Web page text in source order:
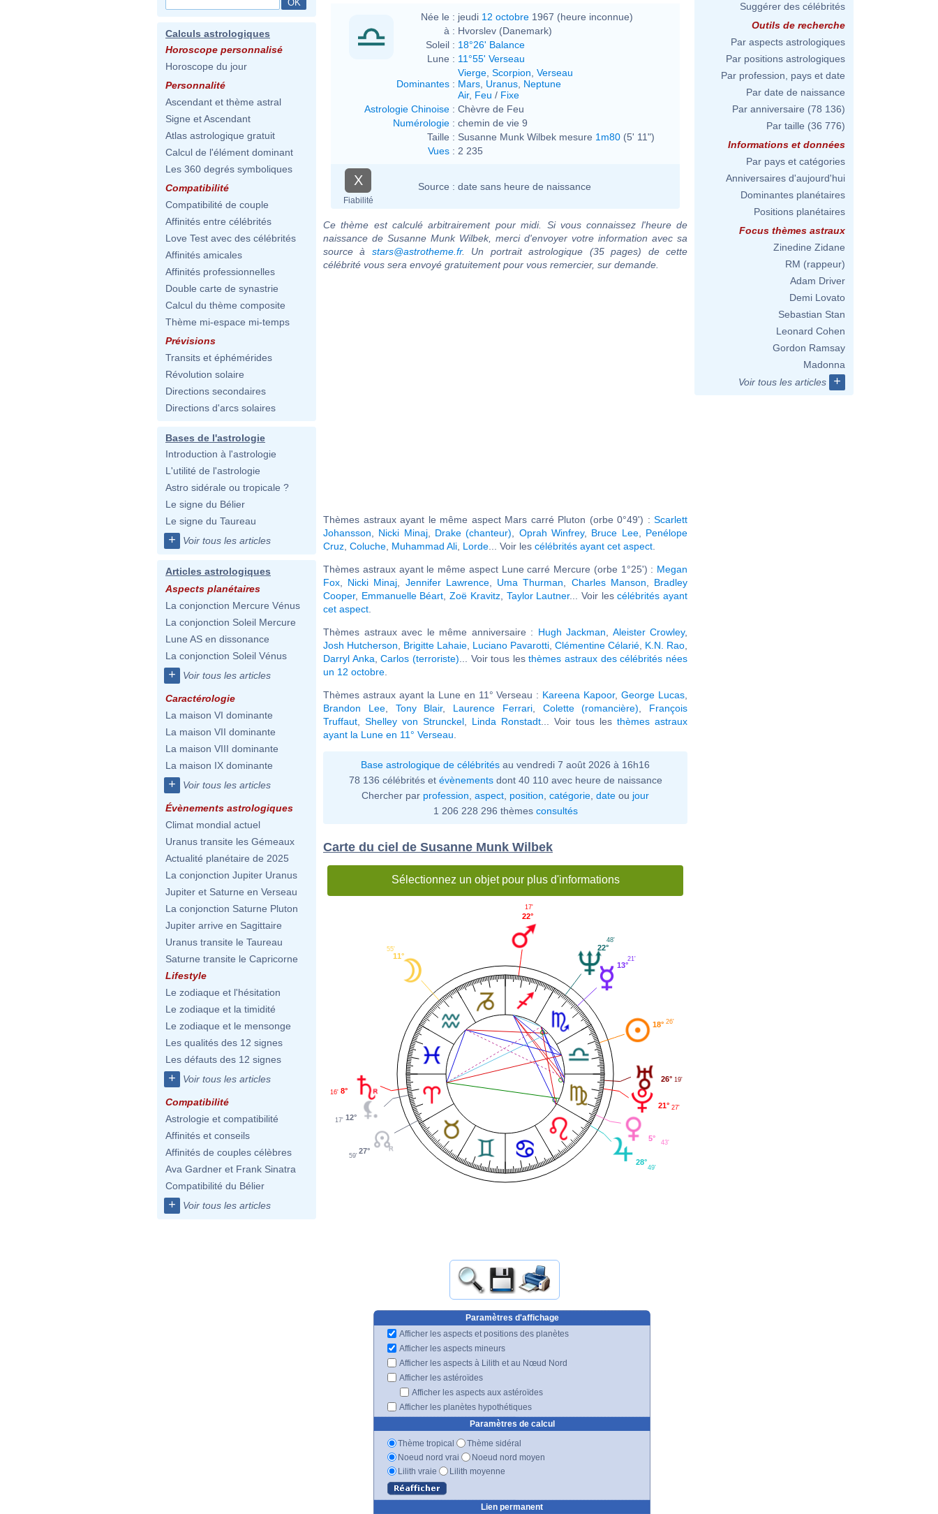
Calculs astrologiques
Horoscope personnalisé
Horoscope du jour
Personnalité
Ascendant et thème astral
Signe et Ascendant
Atlas astrologique gratuit
Calcul de l'élément dominant
Les 360 degrés symboliques
Compatibilité
Compatibilité de couple
Affinités entre célébrités
Love Test avec des célébrités
Affinités amicales
Affinités professionnelles
Double carte de synastrie
Calcul du thème composite
Thème mi-espace mi-temps
Prévisions
Transits et éphémérides
Révolution solaire
Directions secondaires
Directions d'arcs solaires
Bases de l'astrologie
Introduction à l'astrologie
L'utilité de l'astrologie
Astro sidérale ou tropicale ?
Le signe du Bélier
Le signe du Taureau
+ Voir tous les articles
Articles astrologiques
Aspects planétaires
La conjonction Mercure Vénus
La conjonction Soleil Mercure
Lune AS en dissonance
La conjonction Soleil Vénus
+ Voir tous les articles
Caractérologie
La maison VI dominante
La maison VII dominante
La maison VIII dominante
La maison IX dominante
+ Voir tous les articles
Évènements astrologiques
Climat mondial actuel
Uranus transite les Gémeaux
Actualité planétaire de 2025
La conjonction Jupiter Uranus
Jupiter et Saturne en Verseau
La conjonction Saturne Pluton
Jupiter arrive en Sagittaire
Uranus transite le Taureau
Saturne transite le Capricorne
Lifestyle
Le zodiaque et l'hésitation
Le zodiaque et la timidité
Le zodiaque et le mensonge
Les qualités des 12 signes
Les défauts des 12 signes
+ Voir tous les articles
Compatibilité
Astrologie et compatibilité
Affinités et conseils
Affinités de couples célèbres
Ava Gardner et Frank Sinatra
Compatibilité du Bélier
+ Voir tous les articles
Née le : jeudi 12 octobre 1967 (heure inconnue)
à : Hvorslev (Danemark)
Soleil : 18°26' Balance
Lune : 11°55' Verseau
Dominantes :
Vierge Scorpion Verseau
Mars Uranus Neptune
Air, Feu / Fixe
Astrologie Chinoise : Chèvre de Feu
Numérologie : chemin de vie 9
Taille : Susanne Munk Wilbek mesure 1m80 (5' 11")
Vues : 2 235
X
Fiabilité
Source : date sans heure de naissance
Ce thème est calculé arbitrairement pour midi. Si vous connaissez l'heure de
naissance de Susanne Munk Wilbek, merci d'envoyer votre information avec sa
source à stars@astrotheme.fr. Un portrait astrologique (35 pages) de cette
célébrité vous sera envoyé gratuitement pour vous remercier, sur demande.
Thèmes astraux ayant le même aspect Mars carré Pluton (orbe 0°49') : Scarlett
Johansson
Nicki Minaj, Drake (chanteur) Oprah Winfrey, Bruce Lee, Penélope
Cruz Coluche Muhammad Ali Lorde ... Voir les célébrités ayant cet aspect
Thèmes astraux ayant le même aspect Lune carré Mercure (orbe 1°25') : Megan
Fox
Nicki Minaj Jennifer Lawrence, Uma Thurman Charles Manson
Bradley
Cooper, Emmanuelle Béart ,Zoë Kravitz, Taylor Lautner... Voir lescélébrités ayant
cet aspect
Thèmes astraux avec le même anniversaire : Hugh Jackman Aleister Crowley,
Josh Hutcherson
Brigitte Lahaie Luciano Pavarotti Clémentine Célarié K.N. Rao
Darryl Anka ,Carlos (terroriste) ... Voir tous lesthèmes astraux des célébrités nées
un 12 octobre
Thèmes astraux ayant la Lune en 11° Verseau : Kareena Kapoor,George Lucas
Brandon Lee, Tony Blair, Laurence Ferrari, Colette (romancière)
François
Truffaut
Shelley von Strunckel Linda Ronstadt ... Voir tous les thèmes astraux
ayant la Lune en 11° Verseau
Base astrologique de célébrités au vendredi 7 août 2026 à 16h16
78 136 célébrités et évènementsdont 40 110 avec heure de naissance
Chercher par profession aspect position catégorie date ou jour
1 206 228 296 thèmes consultés
Carte du ciel de Susanne Munk Wilbek
Sélectionnez un objet pour plus d'informations
18° 26'
13°
21'
22°
48'
22°
17'
11°
55'
8°
16'
12°
17'
27°
59'
28°
49'
5° 43'
21° 27'
26° 19'
Paramètres d'affichage
Afficher les aspects et positions des planètes
Afficher les aspects mineurs
Afficher les aspects à Lilith et au Nœud Nord
Afficher les astéroïdes
Afficher les aspects aux astéroïdes
Afficher les planètes hypothétiques
Paramètres de calcul
Thème tropical
Thème sidéral
Noeud nord vrai
Noeud nord moyen
Lilith vraie
Lilith moyenne
Lien permanent
Suggérer des célébrités
Outils de recherche
Par aspects astrologiques
Par positions astrologiques
Par profession, pays et date
Par date de naissance
Par anniversaire (78 136)
Par taille (36 776)
Informations et données
Par pays et catégories
Anniversaires d'aujourd'hui
Dominantes planétaires
Positions planétaires
Focus thèmes astraux
Zinedine Zidane
RM (rappeur)
Adam Driver
Demi Lovato
Sebastian Stan
Leonard Cohen
Gordon Ramsay
Madonna
Voir tous les articles
+